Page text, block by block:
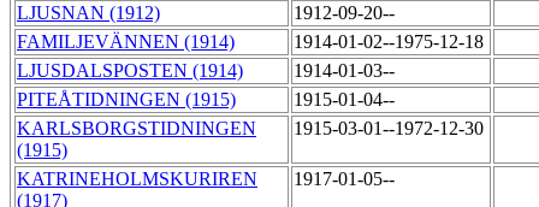
LJUSNAN (1912)
1912-09-20--
FAMILJEVÄNNEN (1914)
1914-01-02--1975-12-18
LJUSDALSPOSTEN (1914)
1914-01-03--
PITEÅTIDNINGEN (1915)
1915-01-04--
KARLSBORGSTIDNINGEN
(1915)
1915-03-01--1972-12-30
KATRINEHOLMSKURIREN
(1917)
1917-01-05--